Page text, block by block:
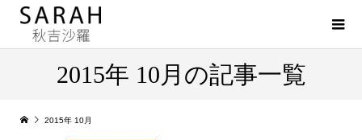
2015年 10月の記事一覧
2015年 10月